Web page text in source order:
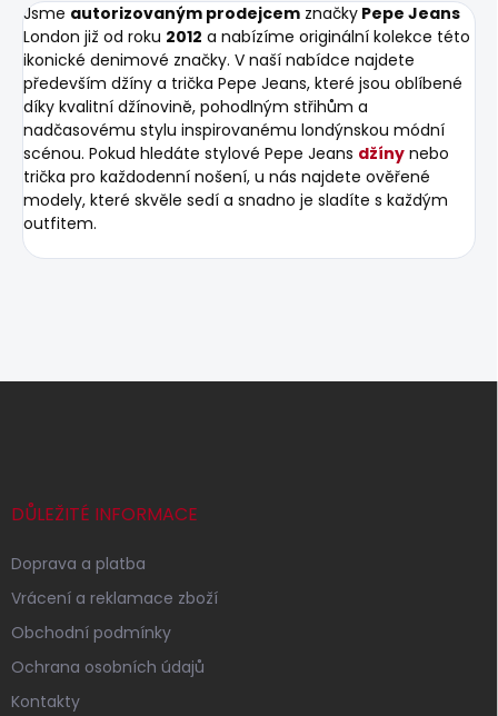
Jsme autorizovaným prodejcem značky Pepe Jeans
London již od roku 2012 a nabízíme originální kolekce této
ikonické denimové značky. V naší nabídce najdete
především džíny a trička Pepe Jeans, které jsou oblíbené
díky kvalitní džínovině, pohodlným střihům a
nadčasovému stylu inspirovanému londýnskou módní
scénou. Pokud hledáte stylové Pepe Jeans džíny nebo
trička pro každodenní nošení, u nás najdete ověřené
modely, které skvěle sedí a snadno je sladíte s každým
outfitem.
Z
DŮLEŽITÉ INFORMACE
Doprava a platba
Vrácení a reklamace zboží
Obchodní podmínky
Ochrana osobních údajů
Kontakty